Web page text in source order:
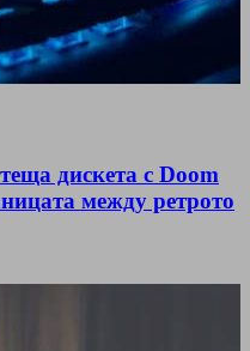
дискета с Doom
между ретрото